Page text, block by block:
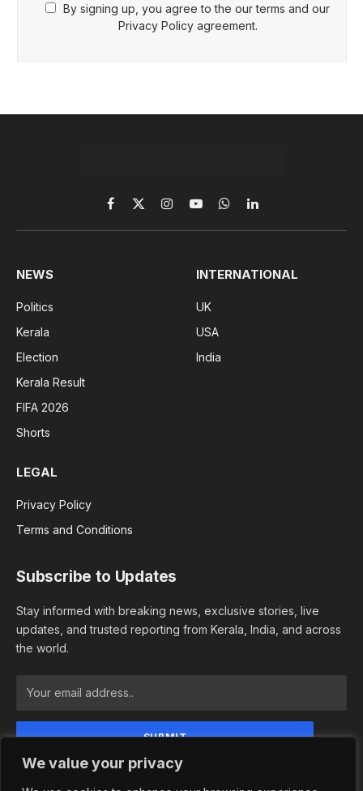
We value your privacy
By signing up, you agree to the our terms and our
Privacy Policy agreement.
Facebook
X
(Twitter)
InstagramYouTubeWhatsAppLinkedIn
NEWS
Politics
Kerala
Election
Kerala Result
FIFA 2026
Shorts
INTERNATIONAL
UK
USA
India
LEGAL
Privacy Policy
Terms and Conditions
Subscribe to Updates
Stay informed with breaking news, exclusive stories, live
updates, and trusted reporting from Kerala, India, and across
the world.
By signing up, you agree to the our terms and our